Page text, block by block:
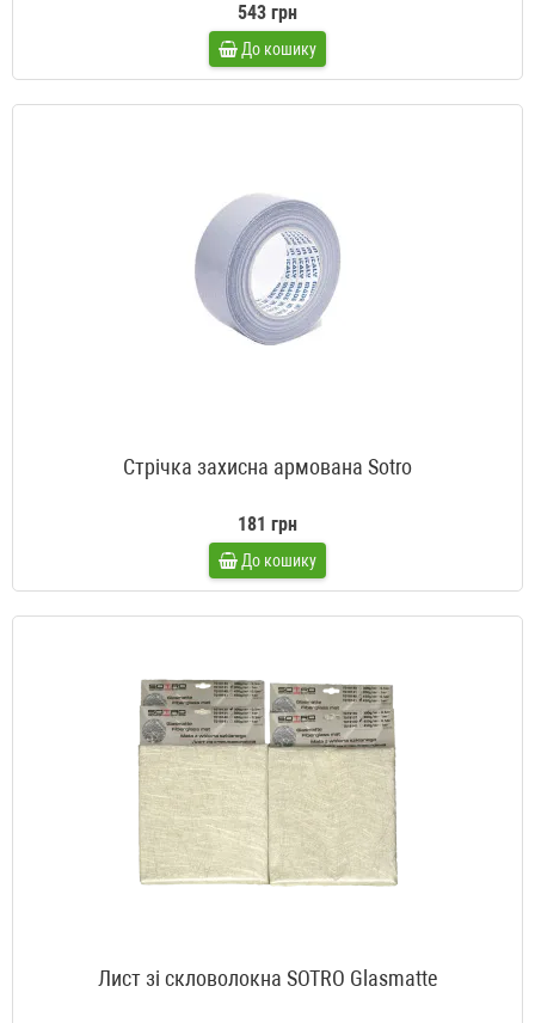
543 грн
До кошику
Стрічка захисна армована Sotro
181 грн
До кошику
Лист зі скловолокна SOTRO Glasmatte